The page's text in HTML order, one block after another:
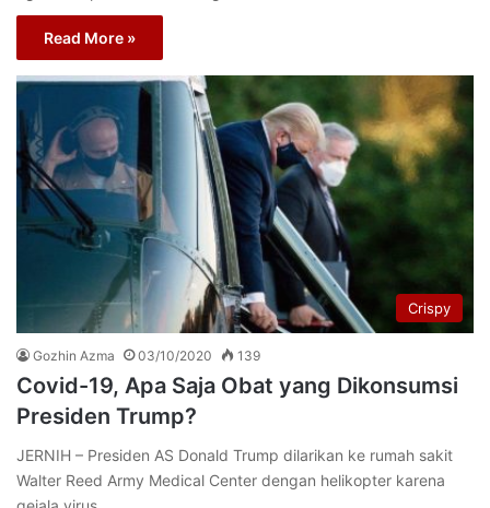
Read More »
Crispy
Gozhin Azma 03/10/2020 139
Covid-19, Apa Saja Obat yang Dikonsumsi
Presiden Trump?
JERNIH – Presiden AS Donald Trump dilarikan ke rumah sakit
Walter Reed Army Medical Center dengan helikopter karena